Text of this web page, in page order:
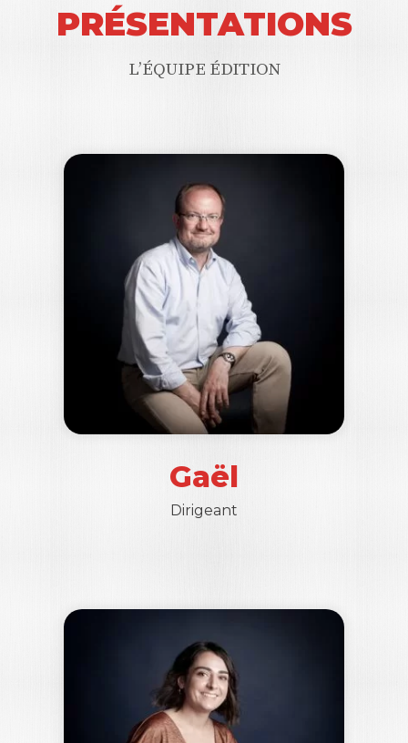
PRÉSENTATIONS
L’ÉQUIPE ÉDITION
Gaël
Dirigeant